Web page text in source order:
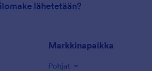
lähetetään?
Markkinapaikka
Pohjat